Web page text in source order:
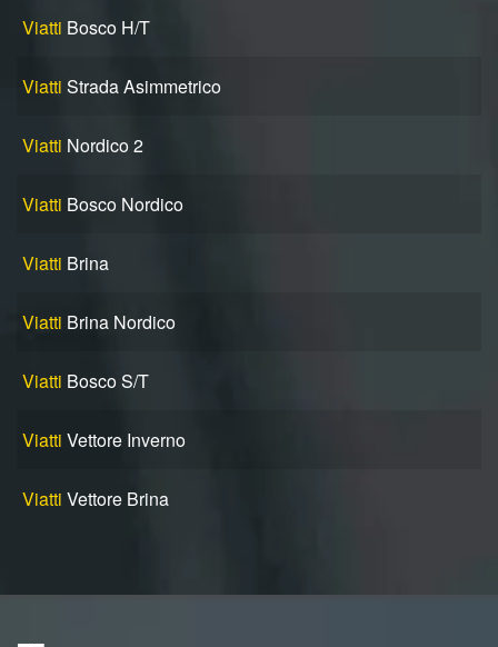
Viatti Bosco H/T
Viatti Strada Asimmetrico
Viatti Nordico 2
Viatti Bosco Nordico
Viatti Brina
Viatti Brina Nordico
Viatti Bosco S/T
Viatti Vettore Inverno
Viatti Vettore Brina